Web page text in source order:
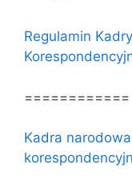
Regulamin
============
Kadra